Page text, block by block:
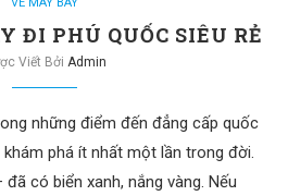
ĐI PHÚ QUỐC SIÊU RẺ
Viết Bởi Admin
những điểm đến đẳng cấp quốc
phá ít nhất một lần trong đời.
có biển xanh, nắng vàng. Nếu